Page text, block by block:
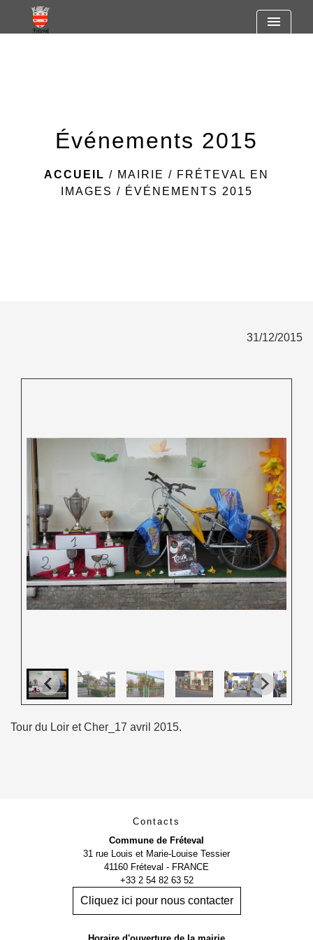
https://www.googletagmanager.com/gtag/js?id=G-
R7SF805ST2
menu
Événements 2015
ACCUEIL / MAIRIE / FRÉTEVAL EN
IMAGES / ÉVÉNEMENTS 2015
31/12/2015
Tour du Loir et Cher_17 avril 2015.
Contacts
Commune de Fréteval
31 rue Louis et Marie-Louise Tessier
41160 Fréteval - FRANCE
+33 2 54 82 63 52
Cliquez ici pour nous contacter
Horaire d'ouverture de la mairie